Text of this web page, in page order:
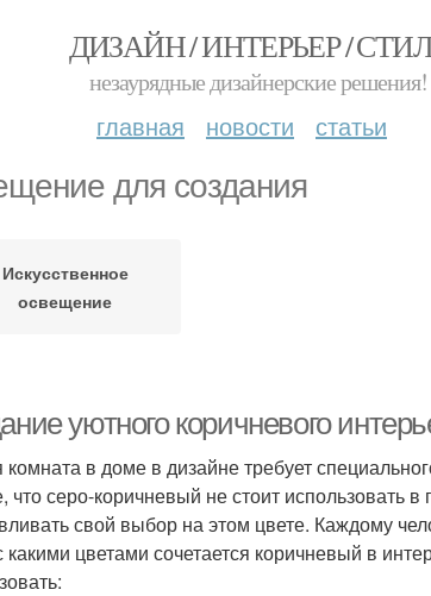
ДИЗАЙН / ИНТЕРЬЕР /
незаурядные дизайнерские решения!
главная новости статьи
для создания
Искусственное
освещение
уютного коричневого
в доме в дизайне требует
что серо-коричневый не стоит использовать
свой выбор на этом цвете. Каждому
какими цветами сочетается коричневый в